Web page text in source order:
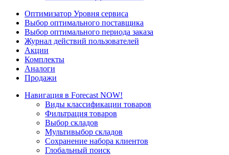
Оптимизатор Уровня сервиса
Выбор оптимального поставщика
Выбор оптимального периода заказа
Журнал действий пользователей
Акции
Комплекты
Аналоги
Продажи
Навигация в Forecast NOW!
Виды классификации товаров
Фильтрация товаров
Выбор складов
Мультивыбор складов
Сохранение набора клиентов
Глобальный поиск